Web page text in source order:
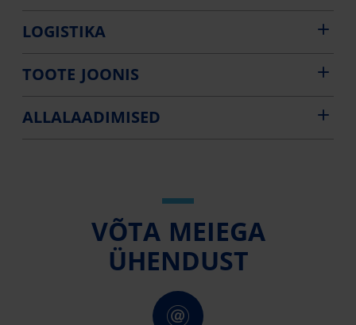
LOGISTIKA
TOOTE JOONIS
ALLALAADIMISED
VÕTA MEIEGA
ÜHENDUST